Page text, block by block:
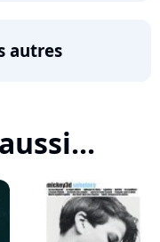
autres